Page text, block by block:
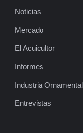
Noticias
Mercado
El Acuicultor
Informes
Industria Ornamental
Entrevistas